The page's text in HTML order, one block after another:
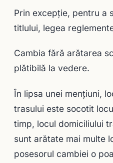
Prin excepție, pentru a
titlului, legea
Cambia fără arătarea
plătibilă la vedere.
În lipsa unei menţiuni,
trasului este socotit
timp, locul domiciliului
sunt arătate mai multe
posesorul cambiei o